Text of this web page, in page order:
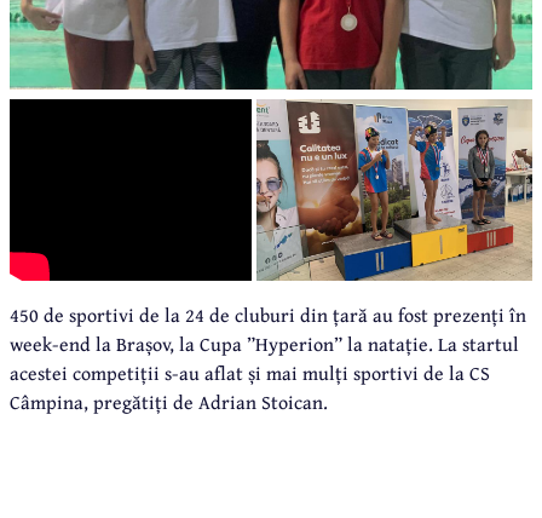
450 de sportivi de la 24 de cluburi din țară au fost prezenți în
week-end la Brașov, la Cupa ”Hyperion” la natație. La startul
acestei competiții s-au aflat și mai mulți sportivi de la CS
Câmpina, pregătiți de Adrian Stoican.